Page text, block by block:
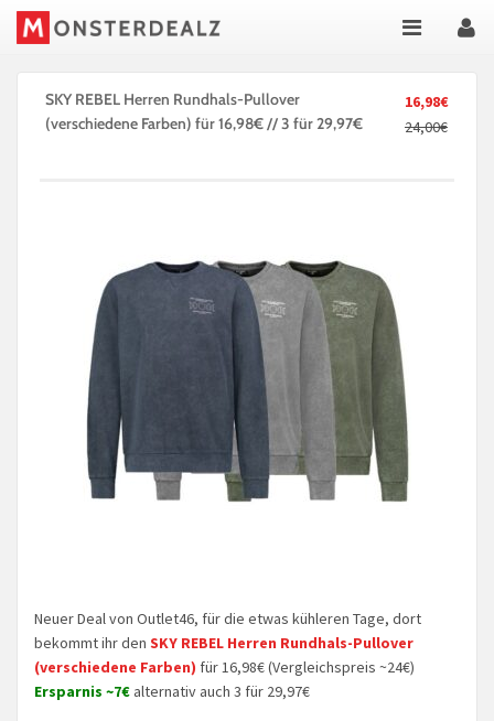
16,98€
24,00€
SKY REBEL Herren Rundhals-Pullover
(verschiedene Farben) für 16,98€ // 3 für 29,97€
Neuer Deal von Outlet46, für die etwas kühleren Tage, dort
bekommt ihr den SKY REBEL Herren Rundhals-Pullover
(verschiedene Farben) für 16,98€ (Vergleichspreis ~24€)
Ersparnis ~7€ alternativ auch 3 für 29,97€